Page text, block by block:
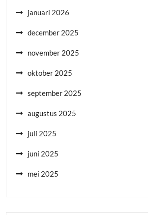
januari 2026
december 2025
november 2025
oktober 2025
september 2025
augustus 2025
juli 2025
juni 2025
mei 2025